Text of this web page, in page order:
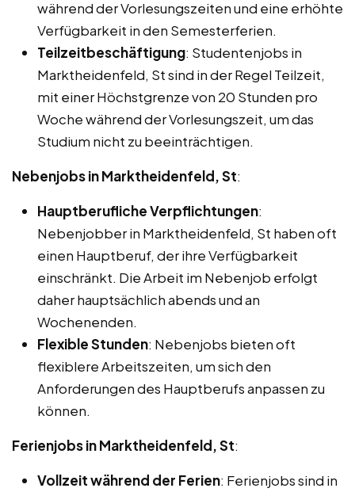
während der Vorlesungszeiten und eine erhöhte
Verfügbarkeit in den Semesterferien.
Teilzeitbeschäftigung: Studentenjobs in
Marktheidenfeld, St sind in der Regel Teilzeit,
mit einer Höchstgrenze von 20 Stunden pro
Woche während der Vorlesungszeit, um das
Studium nicht zu beeinträchtigen.
Nebenjobs in Marktheidenfeld, St:
Hauptberufliche Verpflichtungen:
Nebenjobber in Marktheidenfeld, St haben oft
einen Hauptberuf, der ihre Verfügbarkeit
einschränkt. Die Arbeit im Nebenjob erfolgt
daher hauptsächlich abends und an
Wochenenden.
Flexible Stunden: Nebenjobs bieten oft
flexiblere Arbeitszeiten, um sich den
Anforderungen des Hauptberufs anpassen zu
können.
Ferienjobs in Marktheidenfeld, St:
Vollzeit während der Ferien: Ferienjobs sind in